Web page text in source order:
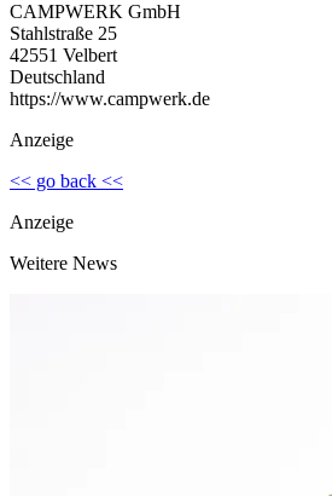
CAMPWERK GmbH
Stahlstraße 25
42551 Velbert
Deutschland
https://www.campwerk.de
Anzeige
<< go back <<
Anzeige
Weitere News